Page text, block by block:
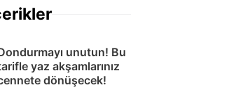
unutun! Bu
yaz akşamlarınız
dönüşecek!